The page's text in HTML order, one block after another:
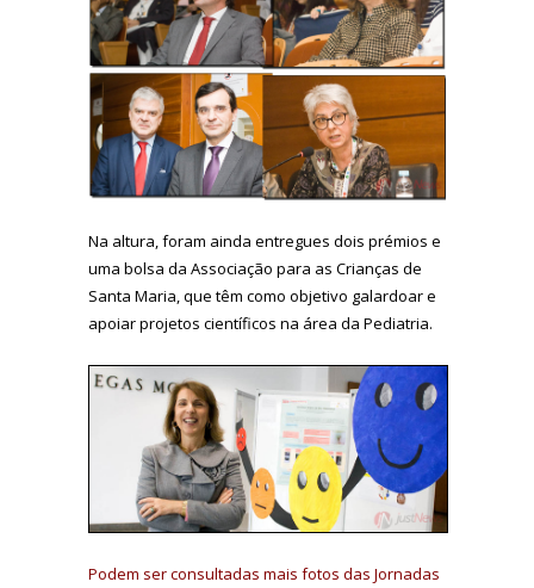
Na altura, foram ainda entregues dois prémios e
uma bolsa da Associação para as Crianças de
Santa Maria, que têm como objetivo galardoar e
apoiar projetos científicos na área da Pediatria.
Podem ser consultadas mais fotos das Jornadas